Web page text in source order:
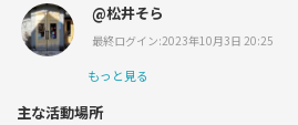
@松井そら
最終ログイン:2023年10月3日 20:25
もっと見る
主な活動場所